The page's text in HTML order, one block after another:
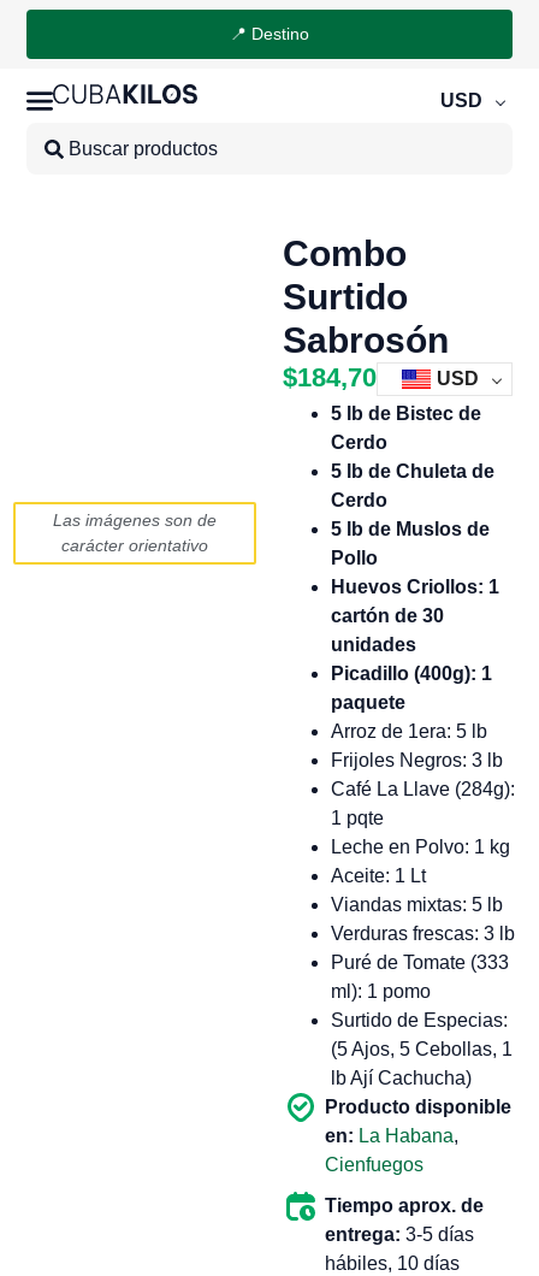
📍 Destino
USD
Las imágenes son de
carácter orientativo
Combo
Surtido
Sabrosón
$184,70
USD
5 lb de Bistec de
Cerdo
5 lb de Chuleta de
Cerdo
5 lb de Muslos de
Pollo
Huevos Criollos: 1
cartón de 30
unidades
Picadillo (400g): 1
paquete
Arroz de 1era: 5 lb
Frijoles Negros: 3 lb
Café La Llave (284g):
1 pqte
Leche en Polvo: 1 kg
Aceite: 1 Lt
Viandas mixtas: 5 lb
Verduras frescas: 3 lb
Puré de Tomate (333
ml): 1 pomo
Surtido de Especias:
(5 Ajos, 5 Cebollas, 1
lb Ají Cachucha)
Producto disponible
en: La Habana,
Cienfuegos
Tiempo aprox. de
entrega:3-5 días
hábiles, 10 días